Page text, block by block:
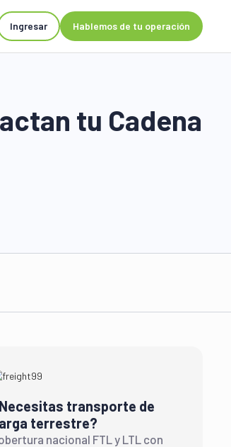
Ingresar Hablemos de tu operación
tu Cadena
transporte de
terrestre?
nacional FTL y LTL con